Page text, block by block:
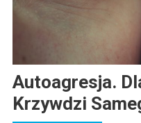
Autoagresja.
Krzywdzi